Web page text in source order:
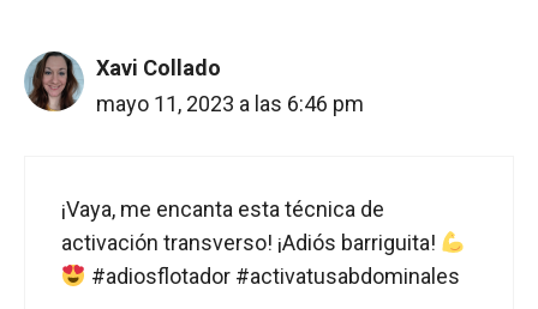
Xavi Collado
mayo 11, 2023 a las 6:46 pm
¡Vaya, me encanta esta técnica de
activación transverso! ¡Adiós barriguita!
#adiosflotador #activatusabdominales